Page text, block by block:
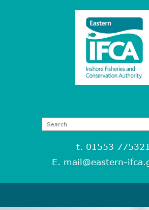
t. 01553 775321
E. mail@eastern-